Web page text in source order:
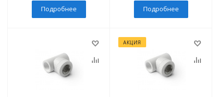
Подробнее Подробнее
АКЦИЯ